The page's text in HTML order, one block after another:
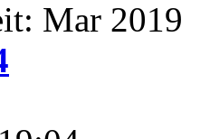
Mar 2019